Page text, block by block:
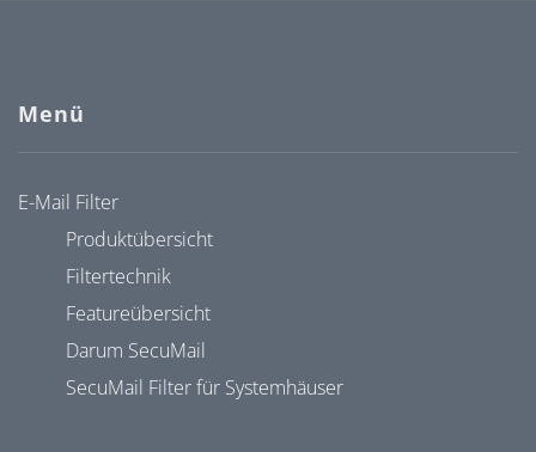
Menü
E-Mail Filter
Produktübersicht
Filtertechnik
Featureübersicht
Darum SecuMail
SecuMail Filter für Systemhäuser